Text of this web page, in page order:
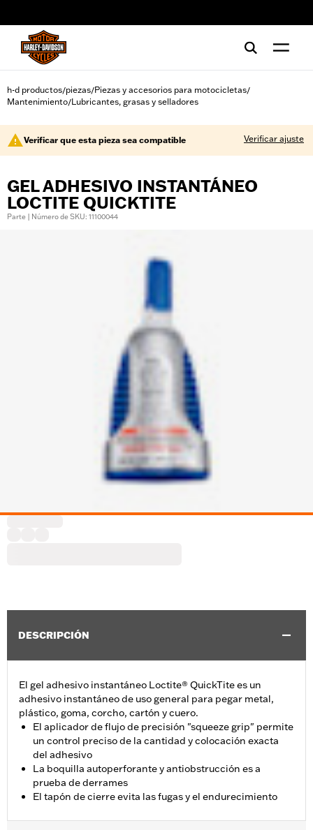
h-d productos/piezas/Piezas y accesorios para motocicletas/
Mantenimiento/Lubricantes, grasas y selladores
Verificar que esta pieza sea compatible Verificar ajuste
GEL ADHESIVO INSTANTÁNEO
LOCTITE QUICKTITE
Parte | Número de SKU: 11100044
DESCRIPCIÓN
El gel adhesivo instantáneo Loctite® QuickTite es un
adhesivo instantáneo de uso general para pegar metal,
plástico, goma, corcho, cartón y cuero.
El aplicador de flujo de precisión "squeeze grip" permite
un control preciso de la cantidad y colocación exacta
del adhesivo
La boquilla autoperforante y antiobstrucción es a
prueba de derrames
El tapón de cierre evita las fugas y el endurecimiento